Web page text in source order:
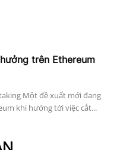
trên Ethereum
Một đề xuất mới đang
khi hướng tới việc cắt...